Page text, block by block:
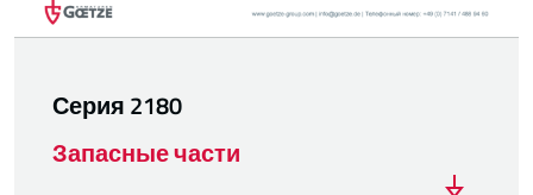
Серия 2180
Запасные части